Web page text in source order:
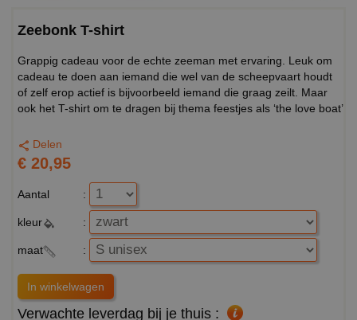
Zeebonk T-shirt
Grappig cadeau voor de echte zeeman met ervaring. Leuk om
cadeau te doen aan iemand die wel van de scheepvaart houdt
of zelf erop actief is bijvoorbeeld iemand die graag zeilt. Maar
ook het T-shirt om te dragen bij thema feestjes als ‘the love boat’
Delen
€ 20,95
Aantal :
kleur :
maat :
Verwachte leverdag bij je thuis :